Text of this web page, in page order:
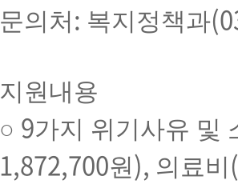
문의처 : 복지정책과
지원내용
○ 9가지 위기사유 및
1,872,700원), 의료비